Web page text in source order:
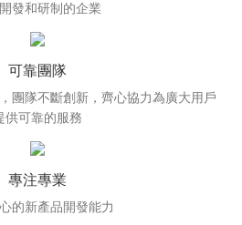
發和研制的企業
可靠團隊
團隊不斷創新，齊心協力為廣大用戶
供可靠的服務
專注專業
的新產品開發能力